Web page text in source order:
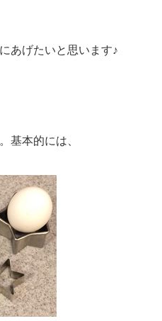
あげたいと思います♪
基本的には、